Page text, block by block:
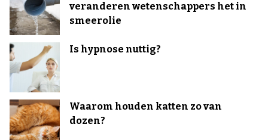
veranderen wetenschappers het in
smeerolie
Is hypnose nuttig?
Waarom houden katten zo van
dozen?